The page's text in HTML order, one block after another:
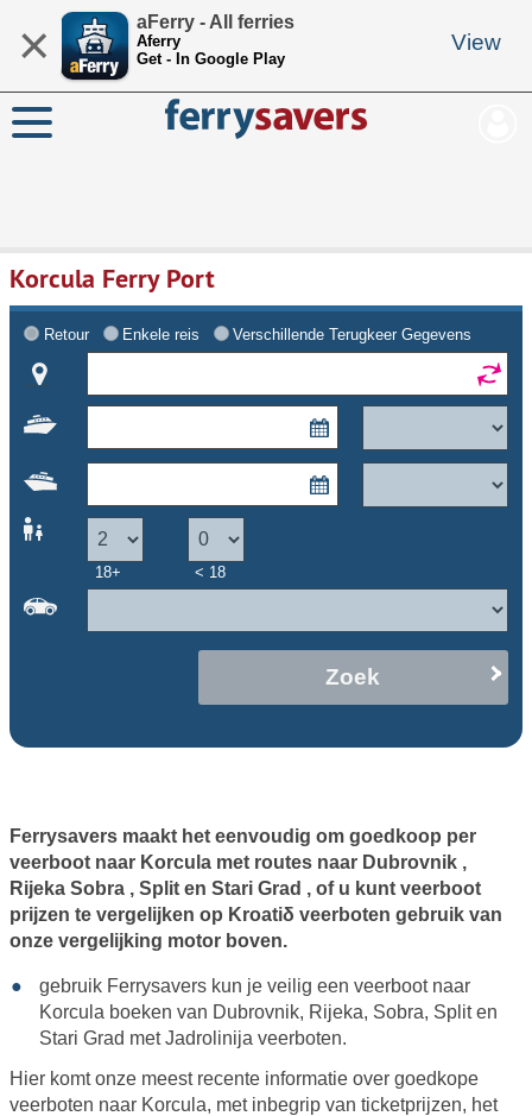
× aFerry - All ferries
Aferry
Get - In Google Play
View
Korcula Ferry Port
Retour Enkele reis Verschillende Terugkeer Gegevens
18+ < 18
Zoek
Ferrysavers maakt het eenvoudig om goedkoop per
veerboot naar Korcula met routes naar Dubrovnik ,
Rijeka Sobra , Split en Stari Grad , of u kunt veerboot
prijzen te vergelijken op Kroatiδ veerboten gebruik van
onze vergelijking motor boven.
gebruik Ferrysavers kun je veilig een veerboot naar
Korcula boeken van Dubrovnik, Rijeka, Sobra, Split en
Stari Grad metJadrolinija veerboten.
Hier komt onze meest recente informatie over goedkope
veerboten naar Korcula, met inbegrip van ticketprijzen, het